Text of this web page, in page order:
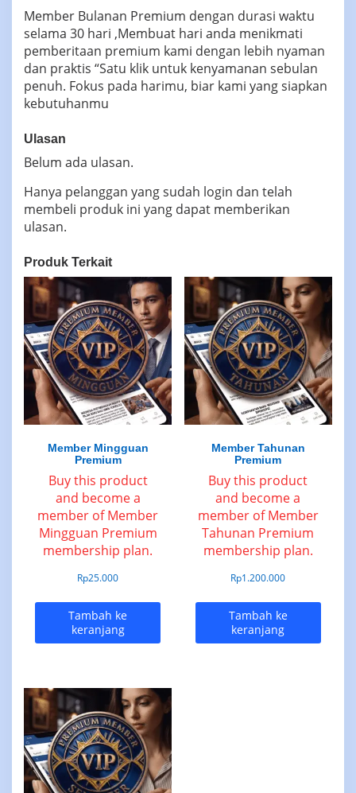
Member Bulanan Premium dengan durasi waktu
selama 30 hari ,Membuat hari anda menikmati
pemberitaan premium kami dengan lebih nyaman
dan praktis “Satu klik untuk kenyamanan sebulan
penuh. Fokus pada harimu, biar kami yang siapkan
kebutuhanmu
Ulasan
Belum ada ulasan.
Hanya pelanggan yang sudah login dan telah
membeli produk ini yang dapat memberikan
ulasan.
Produk Terkait
Member Mingguan
Premium
Buy this product
and become a
member of Member
Mingguan Premium
membership plan.
Rp25.000
Tambah ke
keranjang
Member Tahunan
Premium
Buy this product
and become a
member of Member
Tahunan Premium
membership plan.
Rp1.200.000
Tambah ke
keranjang